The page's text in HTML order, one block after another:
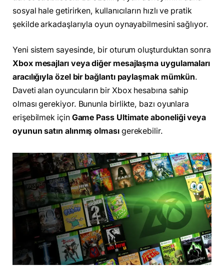
sosyal hale getirirken, kullanıcıların hızlı ve pratik
şekilde arkadaşlarıyla oyun oynayabilmesini sağlıyor.
Yeni sistem sayesinde, bir oturum oluşturduktan sonra
Xbox mesajları veya diğer mesajlaşma uygulamaları
aracılığıyla özel bir bağlantı paylaşmak mümkün.
Daveti alan oyuncuların bir Xbox hesabına sahip
olması gerekiyor. Bununla birlikte, bazı oyunlara
erişebilmek için Game Pass Ultimate aboneliği veya
oyunun satın alınmış olmasıgerekebilir.